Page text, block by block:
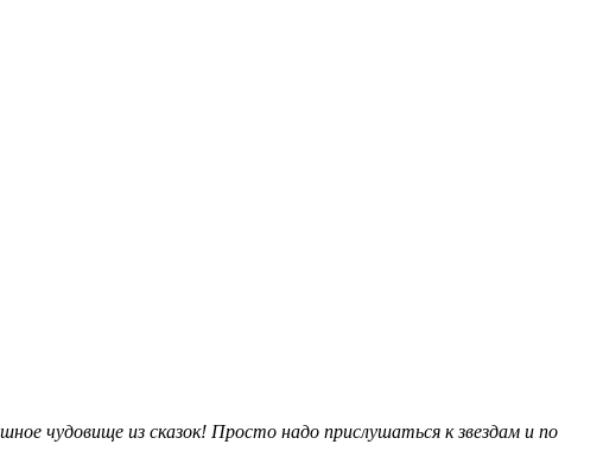
чудовище из сказок! Просто надо прислушаться к звездам и по